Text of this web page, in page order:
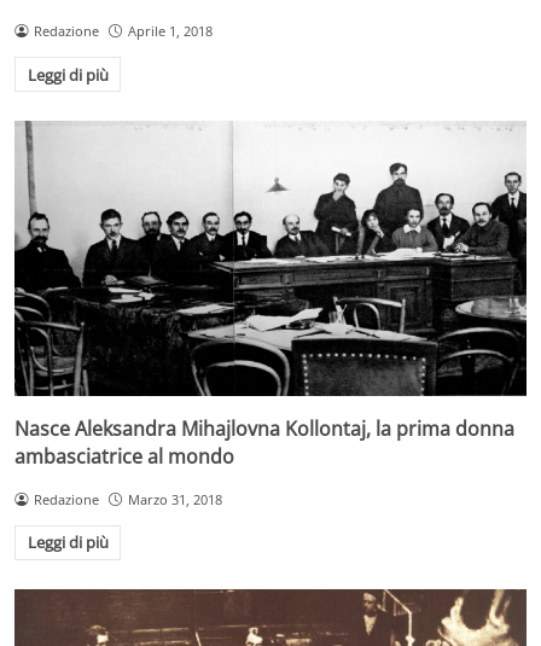
Redazione Aprile 1, 2018
Leggi di più
Nasce Aleksandra Mihajlovna Kollontaj, la prima donna
ambasciatrice al mondo
Redazione Marzo 31, 2018
Leggi di più